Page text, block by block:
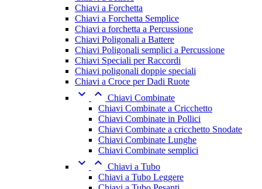
Chiavi a Forchetta
Chiavi a Forchetta Semplice
Chiavi a forchetta a Percussione
Chiavi Poligonali a Battere
Chiavi Poligonali semplici a Percussione
Chiavi Speciali per Raccordi
Chiavi poligonali doppie speciali
Chiavi a Croce per Dadi Ruote
  Chiavi Combinate
Chiavi Combinate a Cricchetto
Chiavi Combinate in Pollici
Chiavi Combinate a cricchetto Snodate
Chiavi Combinate Lunghe
Chiavi Combinate semplici
  Chiavi a Tubo
Chiavi a Tubo Leggere